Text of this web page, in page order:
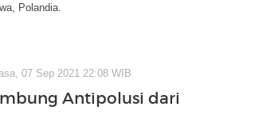
Polandia.
07 Sep 2021 22:08 WIB
Antipolusi dari